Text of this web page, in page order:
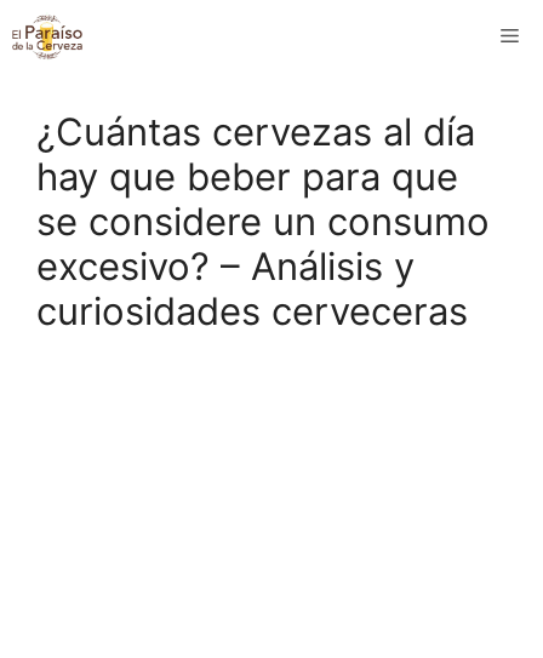
Saltar
al
¿Cuántas cervezas al día
hay que beber para que
se considere un consumo
excesivo? – Análisis y
curiosidades cerveceras